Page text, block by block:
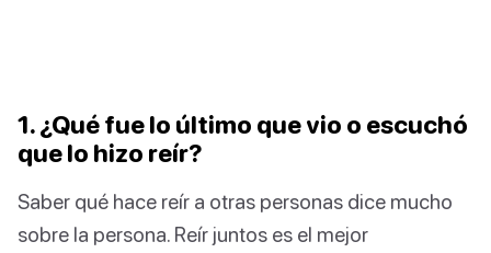
1. ¿Qué fue lo último que vio o escuchó
que lo hizo reír?
Saber qué hace reír a otras personas dice mucho
sobre la persona. Reír juntos es el mejor